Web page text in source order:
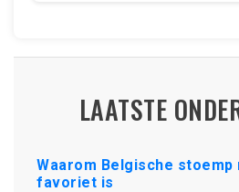
LAATSTE
Waarom Belgische
favoriet is